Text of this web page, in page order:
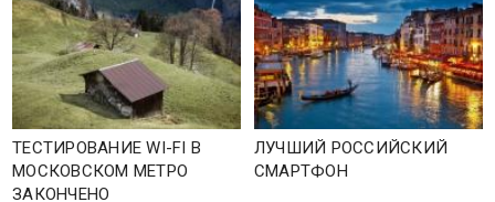
ТЕСТИРОВАНИЕ WI-FI В
МОСКОВСКОМ МЕТРО
ЗАКОНЧЕНО
ЛУЧШИЙ РОССИЙСКИЙ
СМАРТФОН